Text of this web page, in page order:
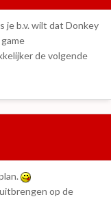
je b.v. wilt dat Donkey
de volgende
op de